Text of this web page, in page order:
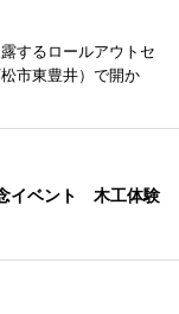
するロールアウトセ
市東豊井）で開か
イベント 木工体験